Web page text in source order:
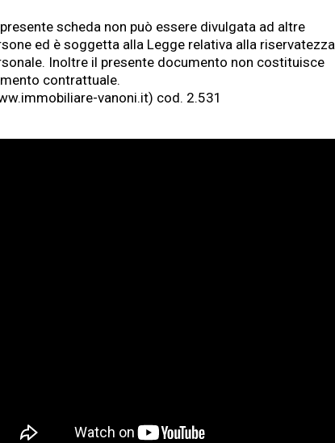
scheda non può essere divulgata ad altre
ed è soggetta alla Legge relativa alla riservatezza
Inoltre il presente documento non costituisce
contrattuale.
vanoni.it) cod. 2.531